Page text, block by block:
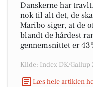
Danskerne har
nok til alt det, de
Maribo siger, at de
blandt de hårdest
gennemsnittet er
Kilde: Index DK/Gallup
Læs hele artiklen